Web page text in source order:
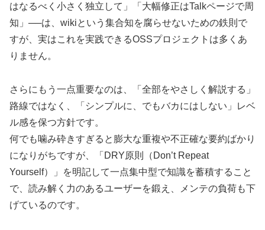
はなるべく小さく独立して」「大幅修正はTalkページで周
知」──は、wikiという集合知を腐らせないための鉄則で
すが、実はこれを実践できるOSSプロジェクトは多くあ
りません。
さらにもう一点重要なのは、「全部をやさしく解説する」
路線ではなく、「シンプルに、でもバカにはしない」レベ
ル感を保つ方針です。
何でも噛み砕きすぎると膨大な重複や不正確な要約ばかり
になりがちですが、「DRY原則（Don’t Repeat
Yourself）」を明記して一点集中型で知識を蓄積すること
で、読み解く力のあるユーザーを鍛え、メンテの負荷も下
げているのです。